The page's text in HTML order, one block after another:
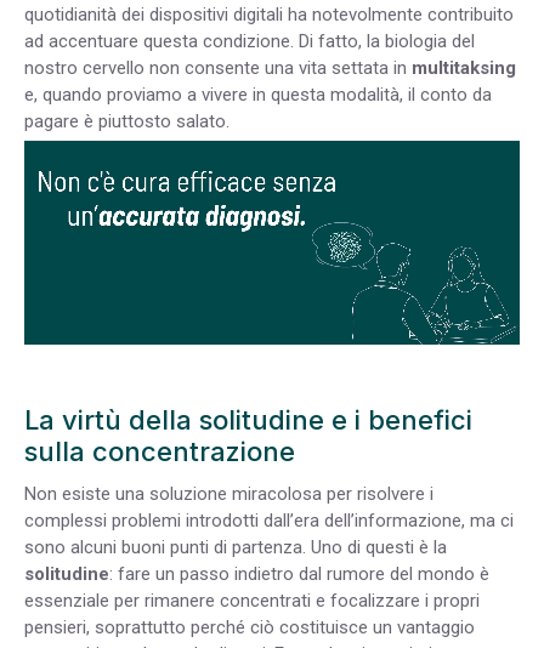
quotidianità dei dispositivi digitali ha notevolmente contribuito
ad accentuare questa condizione. Di fatto, la biologia del
nostro cervello non consente una vita settata in multitaksing
e, quando proviamo a vivere in questa modalità, il conto da
pagare è piuttosto salato.
La virtù della solitudine e i benefici
sulla concentrazione
Non esiste una soluzione miracolosa per risolvere i
complessi problemi introdotti dall’era dell’informazione, ma ci
sono alcuni buoni punti di partenza. Uno di questi è la
solitudine: fare un passo indietro dal rumore del mondo è
essenziale per rimanere concentrati e focalizzare i propri
pensieri, soprattutto perché ciò costituisce un vantaggio